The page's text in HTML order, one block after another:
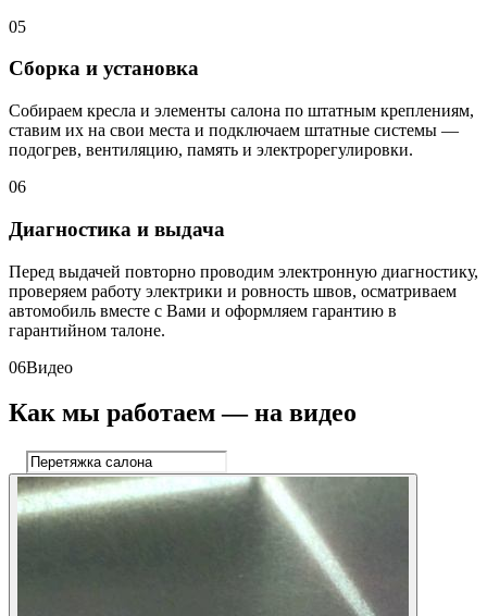
05
Сборка и установка
Собираем кресла и элементы салона по штатным креплениям,
ставим их на свои места и подключаем штатные системы —
подогрев, вентиляцию, память и электрорегулировки.
06
Диагностика и выдача
Перед выдачей повторно проводим электронную диагностику,
проверяем работу электрики и ровность швов, осматриваем
автомобиль вместе с Вами и оформляем гарантию в
гарантийном талоне.
06Видео
Как мы работаем — на видео